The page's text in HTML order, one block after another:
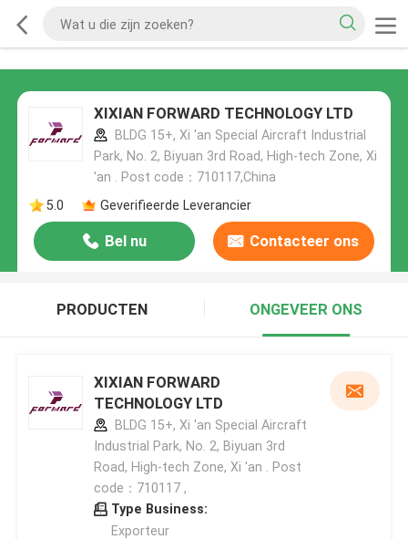
XIXIAN FORWARD TECHNOLOGY LTD
BLDG 15+, Xi 'an Special Aircraft Industrial
Park, No. 2, Biyuan 3rd Road, High-tech Zone, Xi
'an . Post code：710117,China
5.0
Geverifieerde Leverancier
Bel nu Contacteer ons
PRODUCTEN ONGEVEER ONS
XIXIAN FORWARD
TECHNOLOGY LTD
BLDG 15+, Xi 'an Special Aircraft
Industrial Park, No. 2, Biyuan 3rd
Road, High-tech Zone, Xi 'an . Post
code：710117 ,
Type Business:
Exporteur